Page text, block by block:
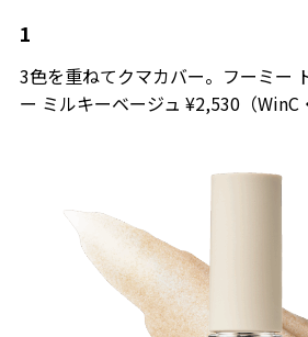
1
3色を重ねてクマカバー。フーミー
ー ミルキーベージュ ¥2,530（WinC